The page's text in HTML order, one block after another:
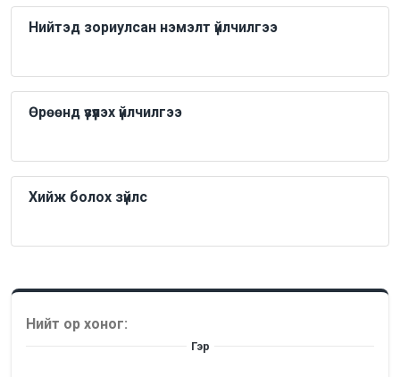
Нийтэд зориулсан нэмэлт үйлчилгээ
Өрөөнд үзүүлэх үйлчилгээ
Хийж болох зүйлс
Нийт ор хоног:
Гэр